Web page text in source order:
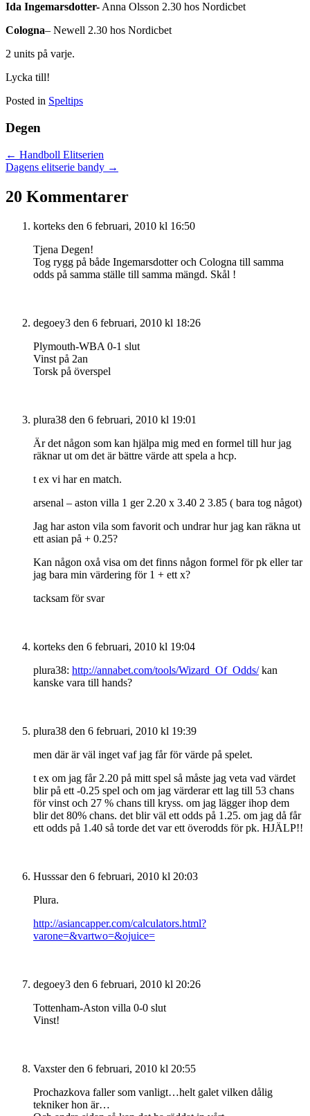
Ida Ingemarsdotter- Anna Olsson 2.30 hos Nordicbet
Cologna– Newell 2.30 hos Nordicbet
2 units på varje.
Lycka till!
Posted in Speltips
Degen
Posts
navigation
← Handboll Elitserien
Dagens elitserie bandy →
20 Kommentarer
korteks den 6 februari, 2010 kl 16:50
Tjena Degen!
Tog rygg på både Ingemarsdotter och Cologna till samma
odds på samma ställe till samma mängd. Skål !
degoey3 den 6 februari, 2010 kl 18:26
Plymouth-WBA 0-1 slut
Vinst på 2an
Torsk på överspel
plura38 den 6 februari, 2010 kl 19:01
Är det någon som kan hjälpa mig med en formel till hur jag
räknar ut om det är bättre värde att spela a hcp.
t ex vi har en match.
arsenal – aston villa 1 ger 2.20 x 3.40 2 3.85 ( bara tog något)
Jag har aston vila som favorit och undrar hur jag kan räkna ut
ett asian på + 0.25?
Kan någon oxå visa om det finns någon formel för pk eller tar
jag bara min värdering för 1 + ett x?
tacksam för svar
korteks den 6 februari, 2010 kl 19:04
plura38: http://annabet.com/tools/Wizard_Of_Odds/kan
kanske vara till hands?
plura38 den 6 februari, 2010 kl 19:39
men där är väl inget vaf jag får för värde på spelet.
t ex om jag får 2.20 på mitt spel så måste jag veta vad värdet
blir på ett -0.25 spel och om jag värderar ett lag till 53 chans
för vinst och 27 % chans till kryss. om jag lägger ihop dem
blir det 80% chans. det blir väl ett odds på 1.25. om jag då får
ett odds på 1.40 så torde det var ett överodds för pk. HJÄLP!!
Husssar den 6 februari, 2010 kl 20:03
Plura.
http://asiancapper.com/calculators.html?
varone=&vartwo=&ojuice=
degoey3 den 6 februari, 2010 kl 20:26
Tottenham-Aston villa 0-0 slut
Vinst!
Vaxster den 6 februari, 2010 kl 20:55
Prochazkova faller som vanligt…helt galet vilken dålig
tekniker hon är…